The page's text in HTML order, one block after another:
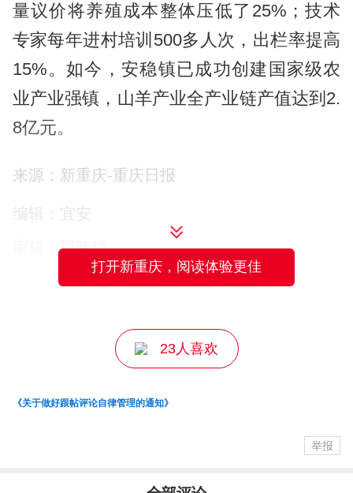
量议价将养殖成本整体压低了25%；技术
专家每年进村培训500多人次，出栏率提高
15%。如今，安稳镇已成功创建国家级农
业产业强镇，山羊产业全产业链产值达到2.
8亿元。
▲南川区农合联“百村千号”电商培训班。受访者供图
生产端有了保障，农产品要卖得出、卖得
好，还得有人会吆喝。前不久，南岸区农
基层供销社、合作社和农业企业的学员从
账号搭建、短视频拍摄一路学到直播话术
和流量转化。一名卖土蜂蜜的学员告诉记
这次老师教我们掌握了直播互动技巧，下
来源：新重庆-重庆日报
编辑：宜安
审核：郭晓静
主编：邹密
打开新重庆，阅读体验更佳
23人喜欢
《关于做好跟帖评论自律管理的通知》
举报